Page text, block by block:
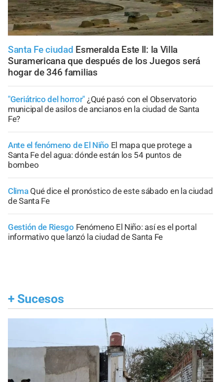
Santa Fe ciudad Esmeralda Este II: la Villa
Suramericana que después de los Juegos será
hogar de 346 familias
"Geriátrico del horror" ¿Qué pasó con el Observatorio
municipal de asilos de ancianos en la ciudad de Santa
Fe?
Ante el fenómeno de El Niño El mapa que protege a
Santa Fe del agua: dónde están los 54 puntos de
bombeo
Clima Qué dice el pronóstico de este sábado en la ciudad
de Santa Fe
Gestión de Riesgo Fenómeno El Niño: así es el portal
informativo que lanzó la ciudad de Santa Fe
+ Sucesos